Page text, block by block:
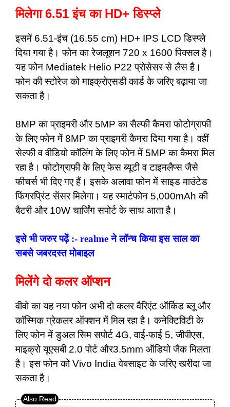
मिलेगा 6.51 इंच का HD+ डिस्प्ले
इसमें 6.51-इंच (16.55 cm) HD+ IPS LCDडिस्प्ले
दिया गया है। फोन का रेजलूशन 720 x 1600पिक्सल है।
यह फोन Mediatek Helio P22प्रोसेसर से लैस है।
फोन की स्टोरेज को माइक्रोएसडीकार्ड के जरिए बढ़ाया जा
सकता है।
8MP का प्राइमरी और 5MP का सैल्फी कैमराफोटोग्राफी
के लिए फोन में 8MP का प्राइमरी कैमरादिया गया है। वहीं
सेल्फी व वीडियो कॉलिंग के लिएफोन में 5MP का कैमरा मिल
रहा है। फोटोग्राफी केलिए फेस ब्यूटी व टाइमलैप्स जैसे
फीचर्स भी दिए गएहैं। इसके अलावा फोन में साइड माउंटेड
फिंगरप्रिंटसेंसर मिलेगा। यह स्मार्टफोन 5,000mAh की
बैटरीऔर 10W चार्जिंग सपोर्ट के साथ आता है।
इसे भी जरुर पढ़ें :- realme ने लॉन्च किया इस साल का
सबसे जबरदस्त मोबाइल
मिलेंगे दो कलर ऑप्शन
वीवो का यह नया फोन अभी दो कलर वैरिएंट ऑर्किडब्लू और
कॉस्मिक ग्रेकलर ऑफ्शन में मिल रहा है।कनेक्टिविटी के
लिए फोन में डुअल सिम सपोर्ट 4G,वाई-फाई 5, जीपीएस,
माइक्रो यूएसबी 2.0 पोर्ट और3.5mm ऑडियो जैक मिलता
है। इस फोन को Vivo India वेबसाइट के जरिए खरीदा जा
सकता है।